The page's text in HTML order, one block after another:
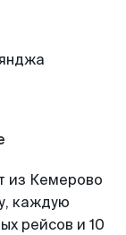
из Кемерово
каждую
рейсов и 10